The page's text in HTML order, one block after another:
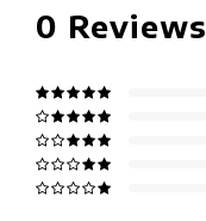
0 Reviews